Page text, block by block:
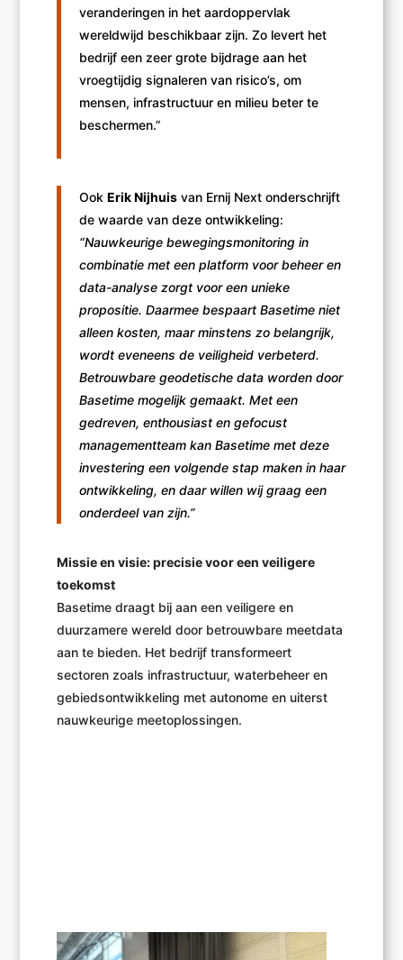
veranderingen in het aardoppervlak
wereldwijd beschikbaar zijn. Zo levert het
bedrijf een zeer grote bijdrage aan het
vroegtijdig signaleren van risico’s, om
mensen, infrastructuur en milieu beter te
beschermen.”
Ook Erik Nijhuisvan Ernij Next onderschrijft
de waarde van deze ontwikkeling:
“Nauwkeurige bewegingsmonitoring in
combinatie met een platform voor beheer en
data-analyse zorgt voor een unieke
propositie. Daarmee bespaart Basetime niet
alleen kosten, maar minstens zo belangrijk,
wordt eveneens de veiligheid verbeterd.
Betrouwbare geodetische data worden door
Basetime mogelijk gemaakt. Met een
gedreven, enthousiast en gefocust
managementteam kan Basetime met deze
investering een volgende stap maken in haar
ontwikkeling, en daar willen wij graag een
onderdeel van zijn.”
Missie en visie: precisie voor een veiligere
toekomst
Basetime draagt bij aan een veiligere en
duurzamere wereld door betrouwbare meetdata
aan te bieden. Het bedrijf transformeert
sectoren zoals infrastructuur, waterbeheer en
gebiedsontwikkeling met autonome en uiterst
nauwkeurige meetoplossingen.